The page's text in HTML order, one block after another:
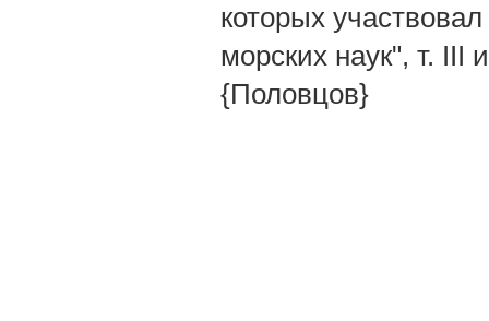
которых
морских наук", т. III
{Половцов}